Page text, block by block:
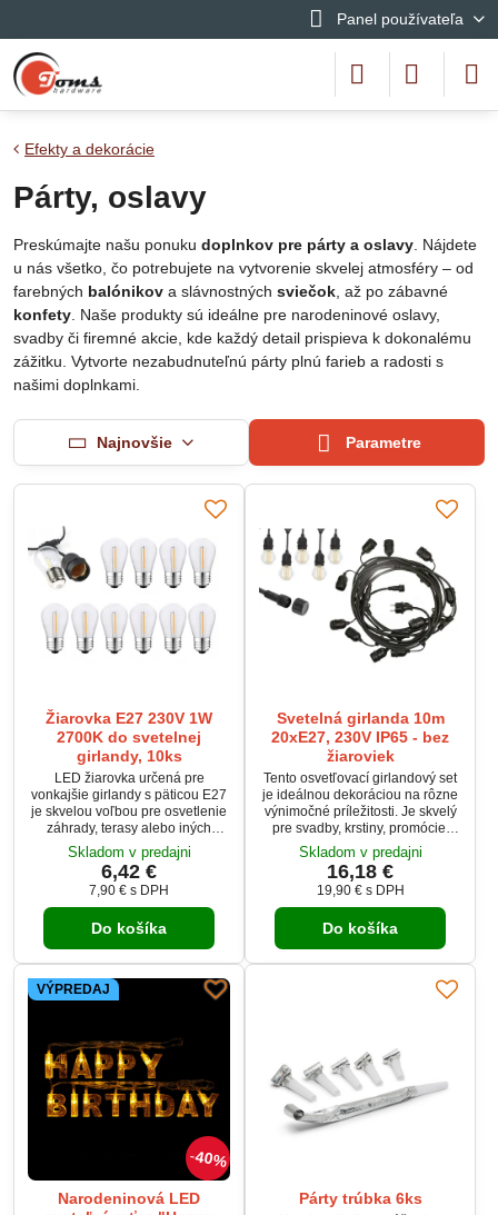
Panel používateľa
Efekty a dekorácie
Párty, oslavy
Preskúmajte našu ponuku doplnkov pre párty a oslavy . Nájdete
u nás všetko, čo potrebujete na vytvorenie skvelej atmosféry – od
farebných balónikov a slávnostných sviečok , až po zábavné
konfety . Naše produkty sú ideálne pre narodeninové oslavy,
svadby či firemné akcie, kde každý detail prispieva k dokonalému
zážitku. Vytvorte nezabudnuteľnú párty plnú farieb a radosti s
našimi doplnkami.
Najnovšie Parametre
Žiarovka E27 230V 1W
2700K do svetelnej
girlandy, 10ks
LED žiarovka určená pre
vonkajšie girlandy s päticou E27
je skvelou voľbou pre osvetlenie
záhrady, terasy alebo iných
exteriérových priestorov. S
výkonom 1W a napätím 230V
poskytuje teplé biele svetlo
(2700K), ktoré vytvára príjemnú
atmosféru. Žiarovka je vyrobená
z kvalitných materiálov, ako je
PVC a hliník, čo zaručuje jej dlhú
životnosť a estetický vzhľad.
Skladom v predajni
6,42 €
7,90 € s DPH
Do košíka
Svetelná girlanda 10m
20xE27, 230V IP65 - bez
žiaroviek
Tento osvetľovací girlandový set
je ideálnou dekoráciou na rôzne
výnimočné príležitosti. Je skvelý
pre svadby, krstiny, promócie,
narodeniny, výročia, alebo
romantickú večeru v prírode.
Osvetľovacie zdroje sú starostlivo
vybrané tak, aby dokonale
podčiarkli romantickú a
jedinečnú atmosféru každej
univerzálnym riešením aj pre
detskú izbu, obývaciu izbu,
Skladom v predajni
16,18 €
19,90 € s DPH
Do košíka
40%
VÝPREDAJ
Narodeninová LED
Párty trúbka 6ks